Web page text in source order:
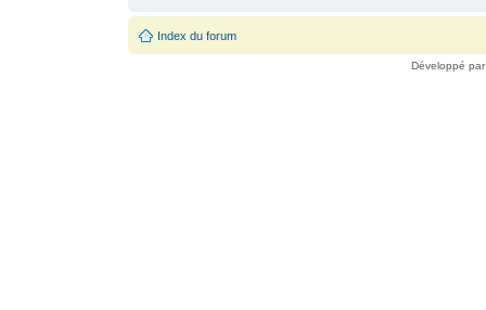
Index du forum
Développé